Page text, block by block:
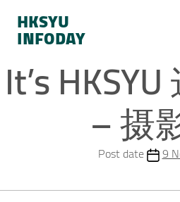
HKSYU
INFODAY
It’s
– 摄
Post date 9